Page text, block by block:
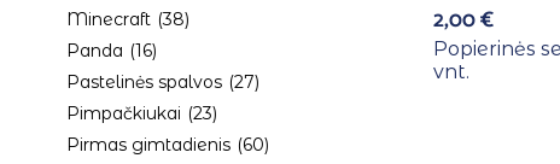
Minecraft (38)
Panda (16)
Pastelinės spalvos (27)
Pimpačkiukai (23)
Pirmas gimtadienis (60)
2,00€
Popierinės
vnt.